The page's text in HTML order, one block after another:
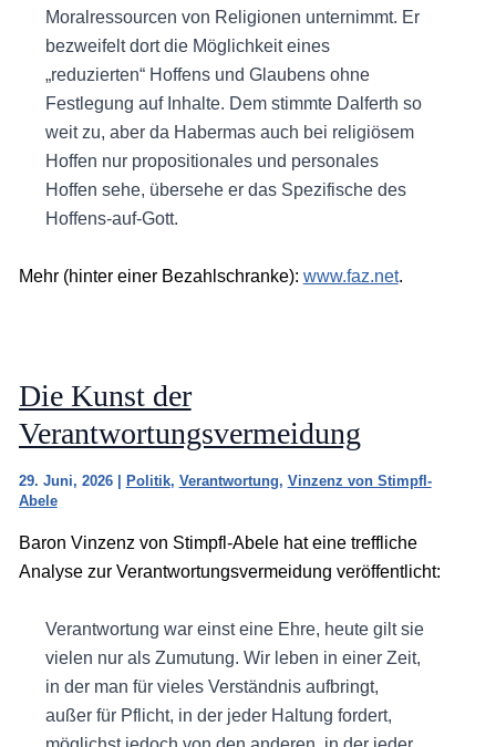
Moralressourcen von Religionen unternimmt. Er
bezweifelt dort die Möglichkeit eines
„reduzierten“ Hoffens und Glaubens ohne
Festlegung auf Inhalte. Dem stimmte Dalferth so
weit zu, aber da Habermas auch bei religiösem
Hoffen nur propositionales und personales
Hoffen sehe, übersehe er das Spezifische des
Hoffens-auf-Gott.
Mehr (hinter einer Bezahlschranke): www.faz.net.
Die Kunst der
Verantwortungsvermeidung
29. Juni, 2026 Politik, Verantwortung, Vinzenz von Stimpfl-
Abele
Baron Vinzenz von Stimpfl-Abele hat eine treffliche
Analyse zur Verantwortungsvermeidung veröffentlicht:
Verantwortung war einst eine Ehre, heute gilt sie
vielen nur als Zumutung. Wir leben in einer Zeit,
in der man für vieles Verständnis aufbringt,
außer für Pflicht, in der jeder Haltung fordert,